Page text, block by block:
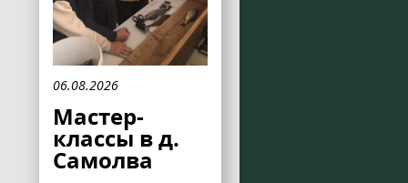
06.08.2026
Мастер-
классы в д.
Самолва